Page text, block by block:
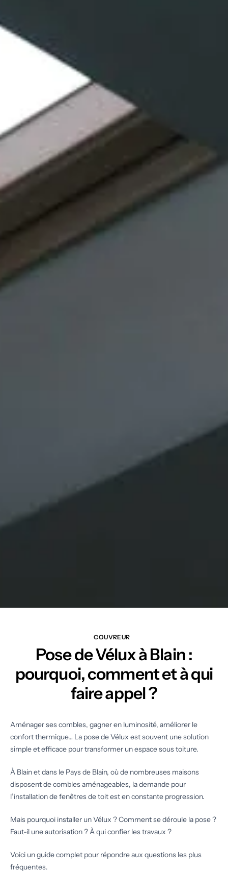
COUVREUR
Pose de Vélux à Blain :
pourquoi, comment et à qui
faire appel ?
Aménager ses combles, gagner en luminosité, améliorer le
confort thermique… La pose de Vélux est souvent une solution
simple et efficace pour transformer un espace sous toiture.
À Blain et dans le Pays de Blain, où de nombreuses maisons
disposent de combles aménageables, la demande pour
l’installation de fenêtres de toit est en constante progression.
Mais pourquoi installer un Vélux ? Comment se déroule la pose ?
Faut-il une autorisation ? À qui confier les travaux ?
Voici un guide complet pour répondre aux questions les plus
fréquentes.